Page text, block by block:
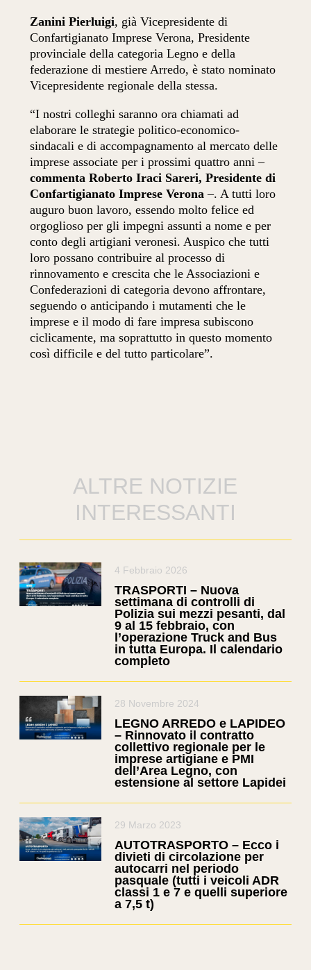
Zanini Pierluigi, già Vicepresidente di
Confartigianato Imprese Verona, Presidente
provinciale della categoria Legno e della
federazione di mestiere Arredo, è stato nominato
Vicepresidente regionale della stessa.
“I nostri colleghi saranno ora chiamati ad
elaborare le strategie politico-economico-
sindacali e di accompagnamento al mercato delle
imprese associate per i prossimi quattro anni –
commenta Roberto Iraci Sareri, Presidente di
Confartigianato Imprese Verona –. A tutti loro
auguro buon lavoro, essendo molto felice ed
orgoglioso per gli impegni assunti a nome e per
conto degli artigiani veronesi. Auspico che tutti
loro possano contribuire al processo di
rinnovamento e crescita che le Associazioni e
Confederazioni di categoria devono affrontare,
seguendo o anticipando i mutamenti che le
imprese e il modo di fare impresa subiscono
ciclicamente, ma soprattutto in questo momento
così difficile e del tutto particolare”.
ALTRE NOTIZIE
INTERESSANTI
4 Febbraio 2026
TRASPORTI – Nuova
settimana di controlli di
Polizia sui mezzi pesanti, dal
9 al 15 febbraio, con
l’operazione Truck and Bus
in tutta Europa. Il calendario
completo
28 Novembre 2024
LEGNO ARREDO e LAPIDEO
– Rinnovato il contratto
collettivo regionale per le
imprese artigiane e PMI
dell’Area Legno, con
estensione al settore Lapidei
29 Marzo 2023
AUTOTRASPORTO – Ecco i
divieti di circolazione per
autocarri nel periodo
pasquale (tutti i veicoli ADR
classi 1 e 7 e quelli superiore
a 7,5 t)